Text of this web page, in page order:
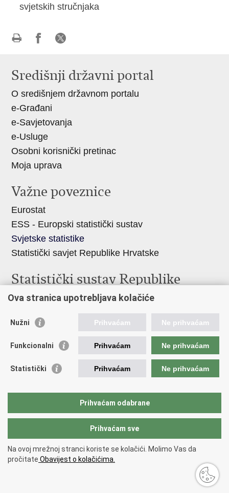
svjetskih stručnjaka
Facebooku
X-
u
Središnji državni portal
O središnjem državnom portalu
e-Građani
e-Savjetovanja
e-Usluge
Osobni korisnički pretinac
Moja uprava
Važne poveznice
Eurostat
ESS - Europski statistički sustav
Svjetske statistike
Statistički savjet Republike Hrvatske
Statistički sustav Republike
Hrvatske
Odbor za sustav službene statistike RH
Hrvatska narodna banka
Ministarstvo zaštite okoliša i zelene tranzicije
Hrvatski zavod za javno zdravstvo
Ministarstvo poljoprivrede, šumarstva i ribarstva
Povratak na vrh
Copyright © 2026 Državni zavod za statistiku.
Izjava o pristupacnosti.
Ova stranica upotrebljava kolačiće
Nužni Prihvaćam Ne prihvaćam
Funkcionalni Prihvaćam Ne prihvaćam
Statistički Prihvaćam Ne prihvaćam
Prihvaćam odabrane
Prihvaćam sve
Na ovoj mrežnoj stranci koriste se kolačići. Molimo Vas da
pročitate Obavijest o kolačićima.